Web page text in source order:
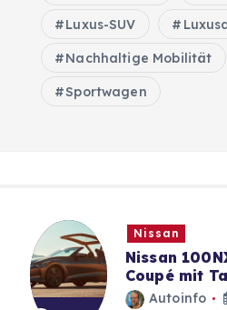
Luxus-SUV
Nachhaltige Mobilität
Sportwagen
Nissan
Nissan
Coupé mit
Autoinfo